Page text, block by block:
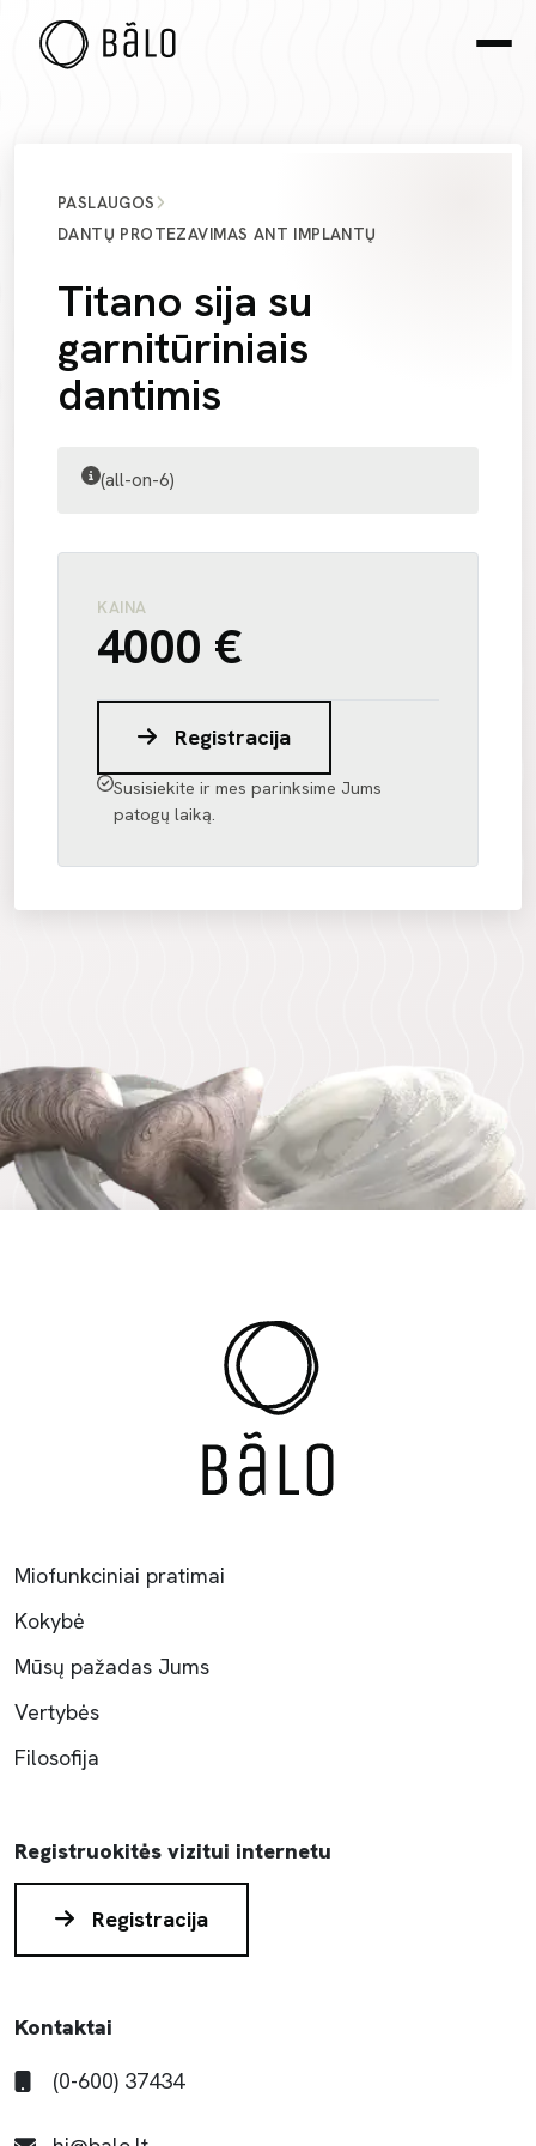
PASLAUGOS
DANTŲ PROTEZAVIMAS ANT IMPLANTŲ
Titano sija su
garnitūriniais
dantimis
(all-on-6)
KAINA
4000 €
Registracija
Susisiekite ir mes parinksime Jums
patogų laiką.
Miofunkciniai pratimai
Kokybė
Mūsų pažadas Jums
Vertybės
Filosofija
Registruokitės vizitui internetu
Registracija
Kontaktai
(0-600) 37434